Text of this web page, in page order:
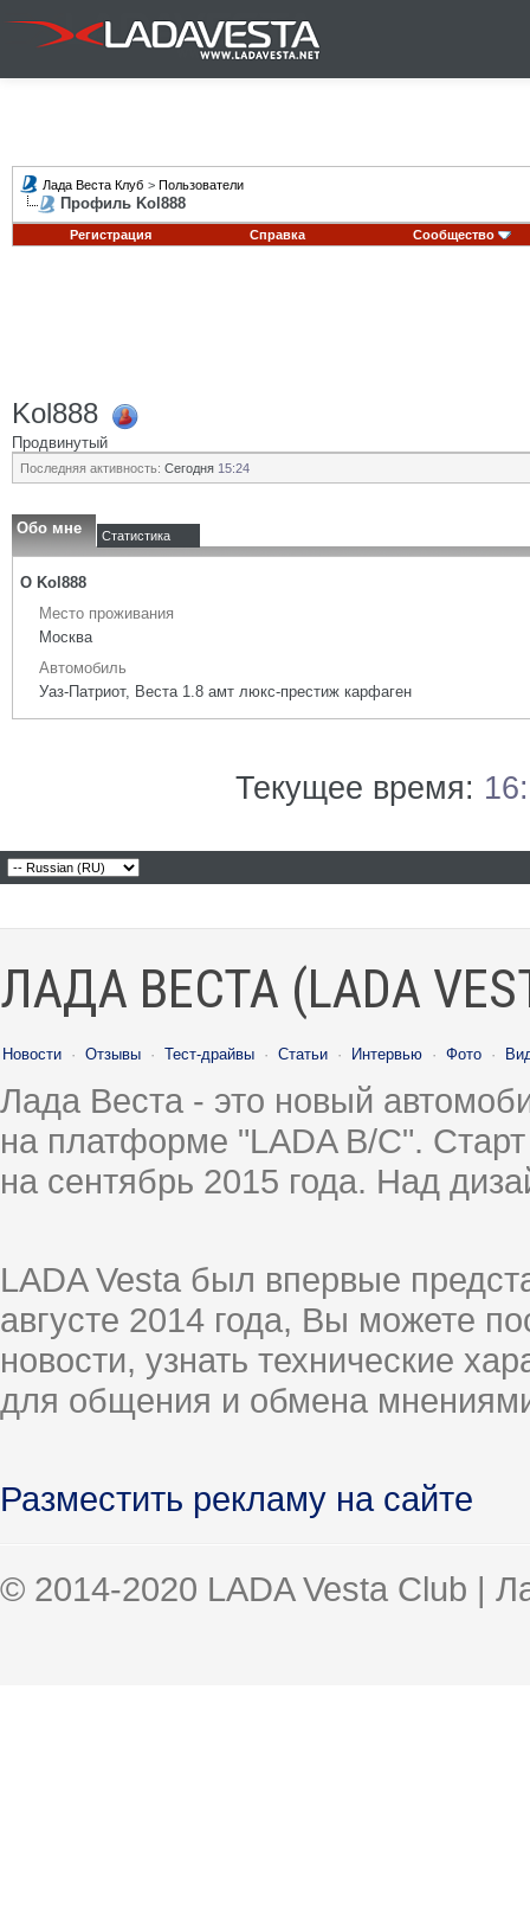
Лада Веста Клуб > Пользователи
Профиль Kol888
Регистрация Справка Сообщество
Kol888
Продвинутый
Последняя активность: Сегодня 15:24
Обо мне Статистика
О Kol888
Место проживания
Москва
Автомобиль
Уаз-Патриот, Веста 1.8 амт люкс-престиж карфаген
Текущее время:
ЛАДА ВЕСТА (LADA
Новости · Отзывы · Тест-драйвы · Статьи · Интервью · Фото ·
Лада Веста - это новый
на платформе "LADA B/C".
на сентябрь 2015 года. Над
LADA Vesta был впервые
августе 2014 года, Вы можете
новости, узнать технические
для общения и обмена
Разместить рекламу на сайте
© 2014-2020 LADA Vesta Club |